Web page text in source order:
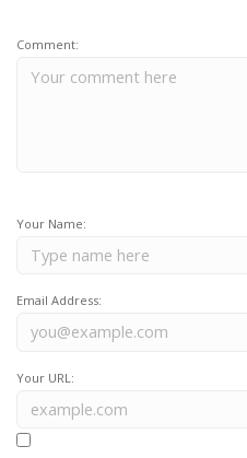
Comment:
Your Name:
Email Address:
Your URL: